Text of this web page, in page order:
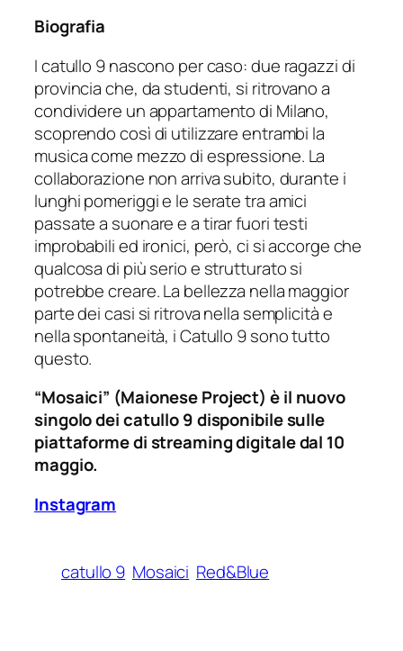
Biografia
I catullo 9 nascono per caso: due ragazzi di
provincia che, da studenti, si ritrovano a
condividere un appartamento di Milano,
scoprendo così di utilizzare entrambi la
musica come mezzo di espressione. La
collaborazione non arriva subito, durante i
lunghi pomeriggi e le serate tra amici
passate a suonare e a tirar fuori testi
improbabili ed ironici, però, ci si accorge che
qualcosa di più serio e strutturato si
potrebbe creare. La bellezza nella maggior
parte dei casi si ritrova nella semplicità e
nella spontaneità, i Catullo 9 sono tutto
questo.
“Mosaici” (Maionese Project) è il nuovo
singolo dei catullo 9 disponibile sulle
piattaforme di streaming digitale dal 10
maggio.
Instagram
catullo 9 Mosaici Red&Blue